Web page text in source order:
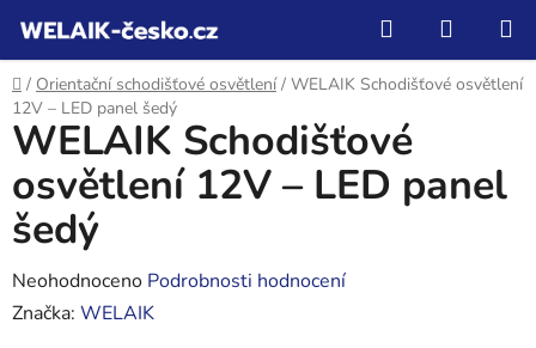
obsah
Hledat
KOŠÍK
Domů
/ Orientační schodišťové osvětlení / WELAIK Schodišťové osvětlení
12V – LED panel šedý
WELAIK Schodišťové
osvětlení 12V – LED panel
šedý
Průměrné
hodnocení
Neohodnoceno Podrobnosti hodnocení
Značka: WELAIK